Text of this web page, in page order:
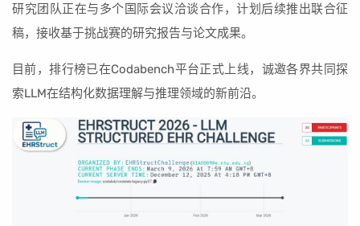
研究团队正在与多个国际会议洽谈合作，计划后续推出联合征
稿，接收基于挑战赛的研究报告与论文成果。
目前，排行榜已在Codabench平台正式上线，诚邀各界共同探
索LLM在结构化数据理解与推理领域的新前沿。